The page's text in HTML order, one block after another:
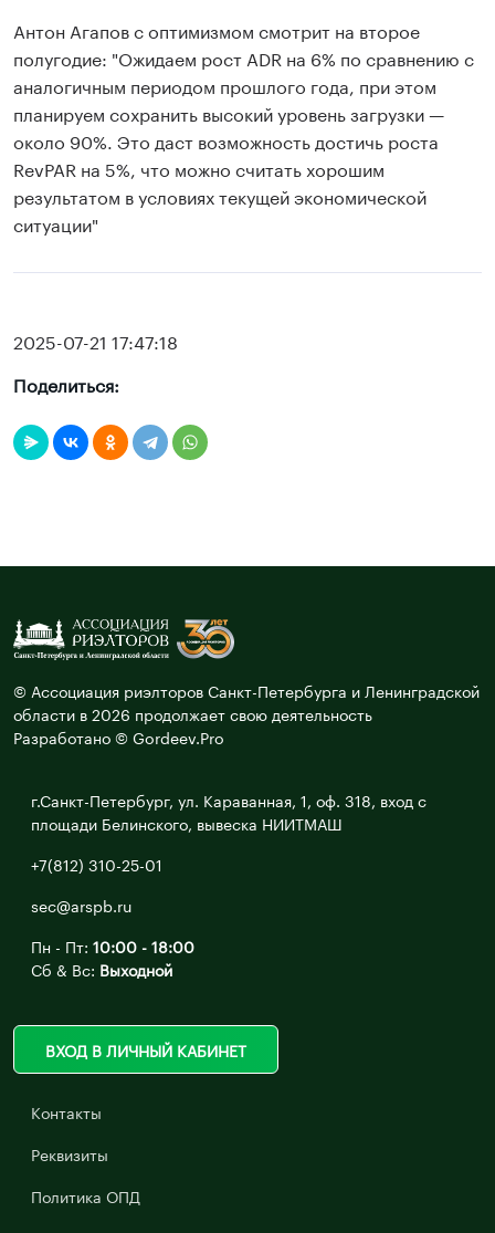
Антон Агапов с оптимизмом смотрит на второе
полугодие: "Ожидаем рост ADR на 6% по сравнению с
аналогичным периодом прошлого года, при этом
планируем сохранить высокий уровень загрузки —
около 90%. Это даст возможность достичь роста
RevPAR на 5%, что можно считать хорошим
результатом в условиях текущей экономической
ситуации"
2025-07-21 17:47:18
Поделиться:
© Ассоциация риэлторов Санкт-Петербурга и Ленинградской
области в 2026 продолжает свою деятельность
Разработано © Gordeev.Pro
г.Санкт-Петербург, ул. Караванная, 1, оф. 318, вход с
площади Белинского, вывеска НИИТМАШ
+7(812) 310-25-01
sec@arspb.ru
Пн - Пт: 10:00 - 18:00
Сб & Вс: Выходной
ВХОД В ЛИЧНЫЙ КАБИНЕТ
Контакты
Реквизиты
Политика ОПД